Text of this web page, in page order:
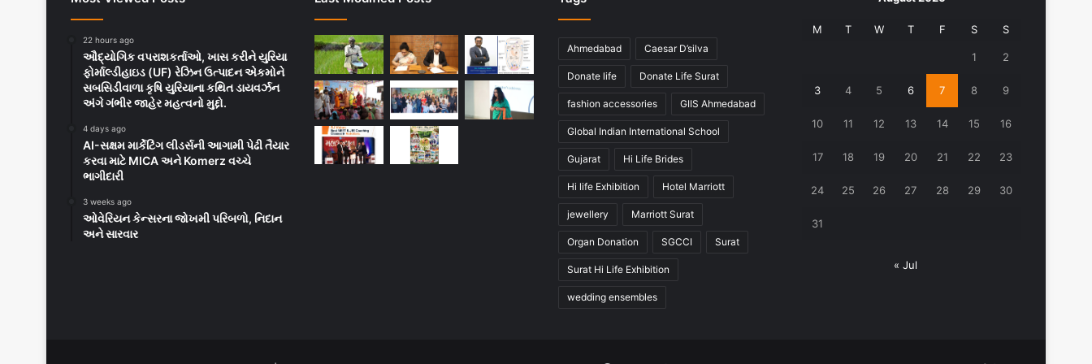
22 hours ago
ઔદ્યોગિક વપરાશકર્તાઓ, ખાસ કરીને યુરિયા
ફોર્માલ્ડીહાઇડ (UF) રેઝિન ઉત્પાદન એકમોને
સબસિડીવાળા કૃષિ યુરિયાના કથિત ડાયવર્ઝન
અંગે ગંભીર જાહેર મહત્વનો મુદ્દો.
4 days ago
AI-સક્ષમ માર્કેટિંગ લીડર્સની આગામી પેઢી તૈયાર
કરવા માટે MICA અને Komerz વચ્ચે
ભાગીદારી
3 weeks ago
ઓવેરિયન કેન્સરના જોખમી પરિબળો, નિદાન
અને સારવાર
Ahmedabad Caesar D’silva
Donate life Donate Life Surat
fashion accessories GIIS Ahmedabad
Global Indian International School
Gujarat Hi Life Brides
Hi life Exhibition Hotel Marriott
jewellery Marriott Surat
Organ Donation SGCCI Surat
Surat Hi Life Exhibition
wedding ensembles
M T W T F S S
1 2
3 4 5 6 7 8 9
10 11 12 13 14 15 16
17 18 19 20 21 22 23
24 25 26 27 28 29 30
31
« Jul